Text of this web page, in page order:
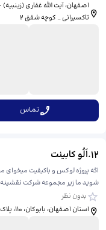
اصفهان، آیت الله غفاری
تاکسیرانی _ کوچه شفق ۲
تماس
12
.اَلُو کابینت
اگه پروژه لوکس و باکیفیت میخوای
شوید ما زیر مجموعه شرکت
بدون نظر
استان اصفهان، بابوکان، 110، ​پلاک ۱ سمت چپ